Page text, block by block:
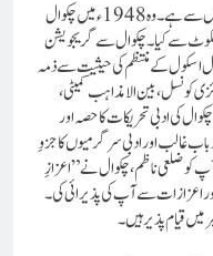
منّور عزیز کا تعلق پاکستان کے خوب صورت علاقہ چکوال سے ہے۔وہ 1948ء میں چکوال
سے کیا۔ چکوال سے گریجویشن
اسکول کے منتظم کی حیثیت سے ذمہ
کونسل،بین الامذاہب کمیٹی،
کی ادبی تحریکات کا حصہ اور
غالب اور ادبی سرگرمیوں کا جزوِ
کو ضلعی ناظم، چکوال نے ”اعزازِ
اور اعزازات سے آپ کی پذیرائی کی۔
میں قیام پذیر ہیں۔